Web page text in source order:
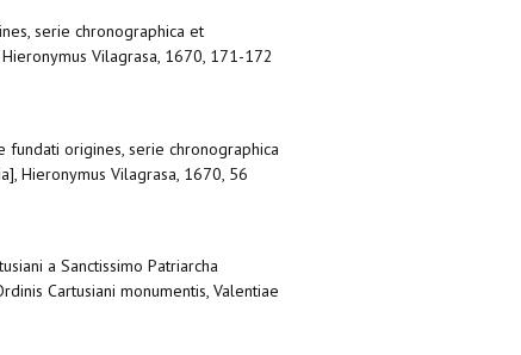
serie chronographica et
Vilagrasa, 1670, 171-172
fundati origines, serie chronographica
Hieronymus Vilagrasa, 1670, 56
a Sanctissimo Patriarcha
Cartusiani monumentis, Valentiae